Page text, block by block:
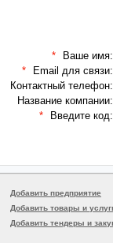
*
Ваше имя:
*
Email для связи:
Контактный телефон:
Название компании:
*
Введите код:
Добавить предприятие
Добавить товары и
Добавить тендеры и